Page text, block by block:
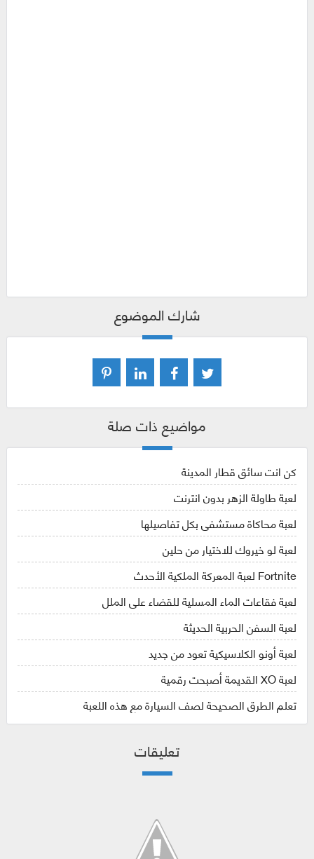
شارك الموضوع
مواضيع ذات صلة
كن انت سائق قطار المدينة
لعبة طاولة الزهر بدون انترنت
لعبة محاكاة مستشفى بكل تفاصيلها
لعبة لو خيروك للاختيار من حلين
Fortnite لعبة المعركة الملكية الأحدث
لعبة فقاعات الماء المسلية للقضاء على الملل
لعبة السفن الحربية الحديثة
لعبة أونو الكلاسيكية تعود من جديد
لعبة XO القديمة أصبحت رقمية
تعلم الطرق الصحيحة لصف السيارة مع هذه اللعبة
تعليقات